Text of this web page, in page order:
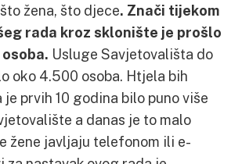
žena, što djece. Znači tijekom
rada kroz sklonište je prošlo
Usluge Savjetovališta do
oko 4.500 osoba. Htjela bih
je prvih 10 godina bilo puno više
a danas je to malo
žene javljaju telefonom ili e-